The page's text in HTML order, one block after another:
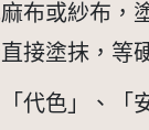
布或紗布，
接塗抹，等
代色」、「